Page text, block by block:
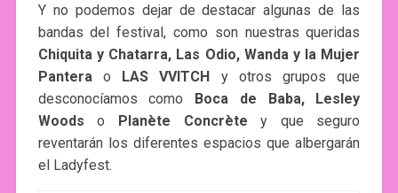
Y no podemos dejar de destacar algunas de las
bandas del festival, como son nuestras queridas
Chiquita y Chatarra, Las Odio, Wanda y la Mujer
Pantera o LAS VVITCH y otros grupos que
desconocíamos como Boca de Baba, Lesley
Woodso Planète Concrète y que seguro
reventarán los diferentes espacios que albergarán
el Ladyfest.